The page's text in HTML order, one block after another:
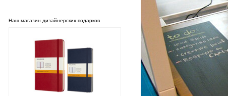
Наш магазин дизайнерских подарков